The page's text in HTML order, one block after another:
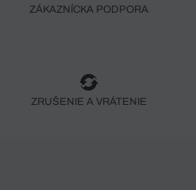
ZÁKAZNÍCKA PODPORA
ZRUŠENIE A VRÁTENIE